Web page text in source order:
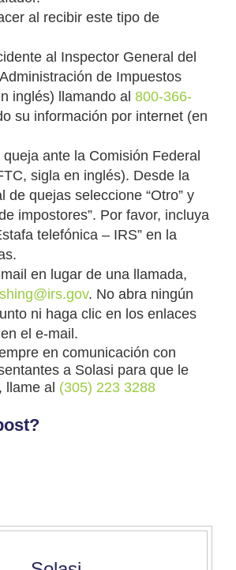
al recibir este tipo de
al Inspector General del
de Impuestos
inglés) llamando al 800-366-
su información por internet (en
ante la Comisión Federal
sigla en inglés). Desde la
de quejas seleccione “Otro” y
impostores”. Por favor, incluya
telefónica – IRS” en la
en lugar de una llamada,
. No abra ningún
ni haga clic en los enlaces
el e-mail.
en comunicación con
a Solasi para que le
llame al (305) 223 3288